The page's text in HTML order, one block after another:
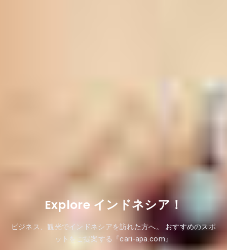
Explore インドネシア！
ビジネス、観光でインドネシアを訪れた方へ。 おすすめのスポ
ットをご提案する『cari-apa.com』